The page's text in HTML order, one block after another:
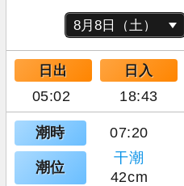
日出 日入
05:02 18:43
潮時 07:20
潮位
干潮
42cm